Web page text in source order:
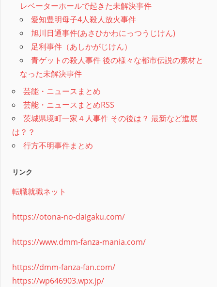
レベーターホールで起きた未解決事件
愛知豊明母子4人殺人放火事件
旭川日通事件(あさひかわにっつうじけん)
足利事件（あしかがじけん）
青ゲットの殺人事件 後の様々な都市伝説の素材と
なった未解決事件
芸能・ニュースまとめ
芸能・ニュースまとめRSS
茨城県境町一家４人事件 その後は？ 最新など進展
は？？
行方不明事件まとめ
リンク
転職就職ネット
https://otona-no-daigaku.com/
https://www.dmm-fanza-mania.com/
https://dmm-fanza-fan.com/
https://wp646903.wpx.jp/